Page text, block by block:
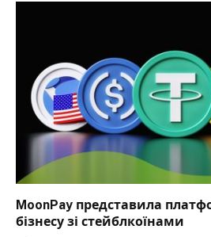
MoonPay представила
бізнесу зі стейблкоїнами